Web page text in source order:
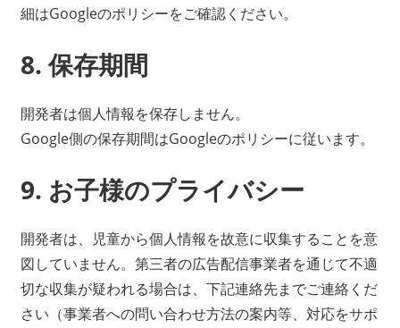
細はGoogleのポリシーをご確認ください。
8. 保存期間
開発者は個人情報を保存しません。
Google側の保存期間はGoogleのポリシーに従います。
9. お子様のプライバシー
開発者は、児童から個人情報を故意に収集することを意
図していません。第三者の広告配信事業者を通じて不適
切な収集が疑われる場合は、下記連絡先までご連絡くだ
さい（事業者への問い合わせ方法の案内等、対応をサポ